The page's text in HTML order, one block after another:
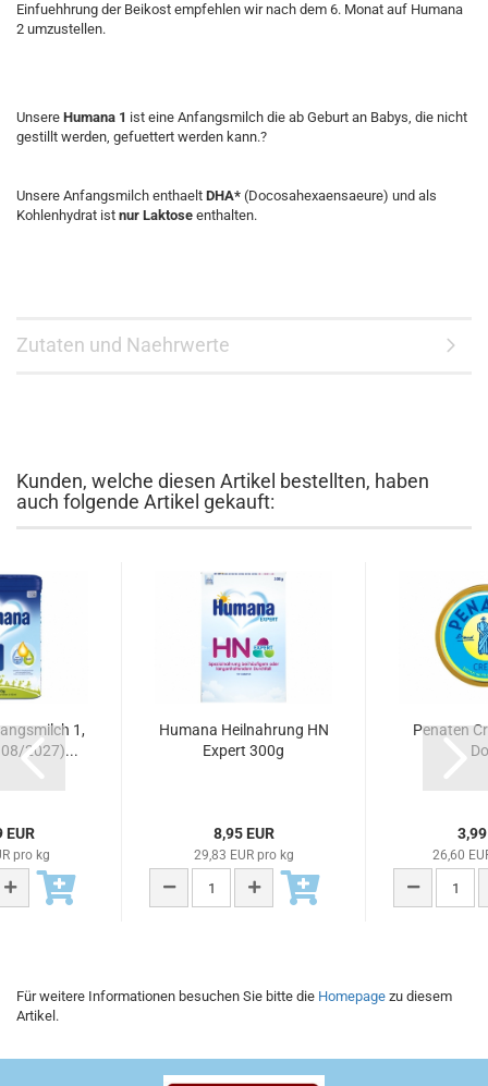
Einfuehhrung der Beikost empfehlen wir nach dem 6. Monat auf Humana
2 umzustellen.
Unsere Humana 1 ist eine Anfangsmilch die ab Geburt an Babys, die nicht
gestillt werden, gefuettert werden kann.?
Unsere Anfangsmilch enthaelt DHA* (Docosahexaensaeure) und als
Kohlenhydrat ist nur Laktose enthalten.
Zutaten und Naehrwerte
Kunden, welche diesen Artikel bestellten, haben
auch folgende Artikel gekauft:
1,
2027)...
EUR
pro kg
Humana Heilnahrung HN
Expert 300g
8,95 EUR
29,83 EUR pro kg
Penaten
3,99
26,60
Für weitere Informationen besuchen Sie bitte die Homepage zu diesem
Artikel.